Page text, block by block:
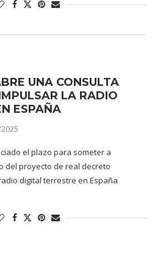
UNA CONSULTA
LA RADIO
ESPAÑA
el plazo para someter a
del proyecto de real decreto
digital terrestre en España